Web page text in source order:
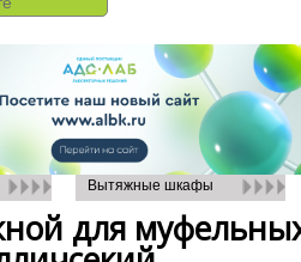
Вытяжные шкафы
для